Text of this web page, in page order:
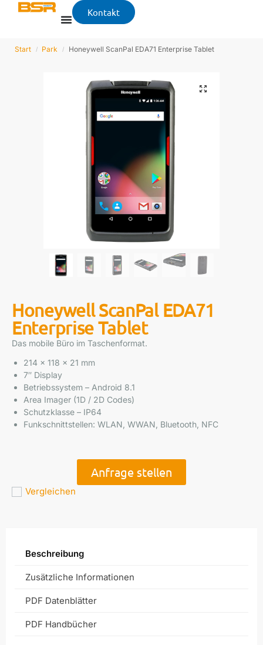
Kontakt
Start / Park / Honeywell ScanPal EDA71 Enterprise Tablet
Honeywell ScanPal EDA71
Enterprise Tablet
Das mobile Büro im Taschenformat.
214 x 118 x 21 mm
7″ Display
Betriebssystem – Android 8.1
Area Imager (1D / 2D Codes)
Schutzklasse – IP64
Funkschnittstellen: WLAN, WWAN, Bluetooth, NFC
Anfrage stellen
Vergleichen
Beschreibung
Zusätzliche Informationen
PDF Datenblätter
PDF Handbücher